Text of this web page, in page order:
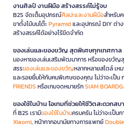
งานศิลป์ งานฝีมือ สร้างสรรค์ไม่รู้จบ
B2S จัดเต็มอุปกรณ์ศิลปะและงานฝีมือสำหรับ
ขาตั้งไม้บนโต๊ะPyramidและอุปกรณ์ DIY ต่า
สร้างสรรค์ได้อย่างไร้ขีดจำกัด
ของเล่นและของขวัญ สุดพิเศษทุกเทศกาล
มองหาของเล่นเสริมพัฒนาการ หรือของขวัญ
สรรของเล่นและของขวัญหลากหลายสไตล์ เห
และรอยยิ้มให้กับคนพิเศษของคุณ ไม่ว่าจะเป็น
FRIENDS หรือเกมจดหมายรักSIAM
ของใช้ในบ้าน ไอเทมที่ช่วยให้ชีวิตสะดวกส
ที่ B2S เรามีของใช้ในบ้านครบครัน ไม่ว่าจะเป็น
Xiaomi, หน้ากากอนามัยทางการแพทย์